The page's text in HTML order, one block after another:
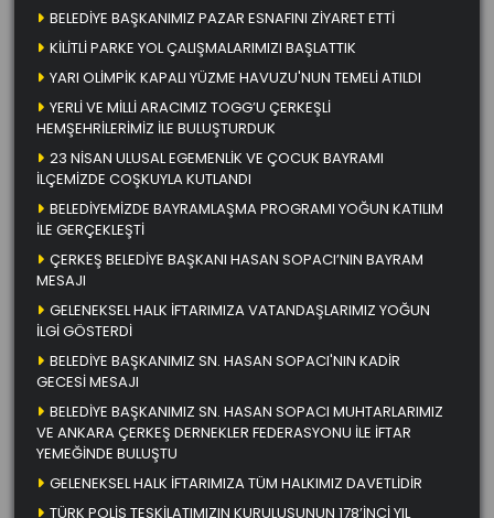
BELEDİYE BAŞKANIMIZ PAZAR ESNAFINI ZİYARET ETTİ
KİLİTLİ PARKE YOL ÇALIŞMALARIMIZI BAŞLATTIK
YARI OLİMPİK KAPALI YÜZME HAVUZU'NUN TEMELİ ATILDI
YERLİ VE MİLLİ ARACIMIZ TOGG’U ÇERKEŞLİ
HEMŞEHRİLERİMİZ İLE BULUŞTURDUK
23 NİSAN ULUSAL EGEMENLİK VE ÇOCUK BAYRAMI
İLÇEMİZDE COŞKUYLA KUTLANDI
BELEDİYEMİZDE BAYRAMLAŞMA PROGRAMI YOĞUN KATILIM
İLE GERÇEKLEŞTİ
ÇERKEŞ BELEDİYE BAŞKANI HASAN SOPACI’NIN BAYRAM
MESAJI
GELENEKSEL HALK İFTARIMIZA VATANDAŞLARIMIZ YOĞUN
İLGİ GÖSTERDİ
BELEDİYE BAŞKANIMIZ SN. HASAN SOPACI'NIN KADİR
GECESİ MESAJI
BELEDİYE BAŞKANIMIZ SN. HASAN SOPACI MUHTARLARIMIZ
VE ANKARA ÇERKEŞ DERNEKLER FEDERASYONU İLE İFTAR
YEMEĞİNDE BULUŞTU
GELENEKSEL HALK İFTARIMIZA TÜM HALKIMIZ DAVETLİDİR
TÜRK POLİS TEŞKİLATIMIZIN KURULUŞUNUN 178’İNCİ YIL